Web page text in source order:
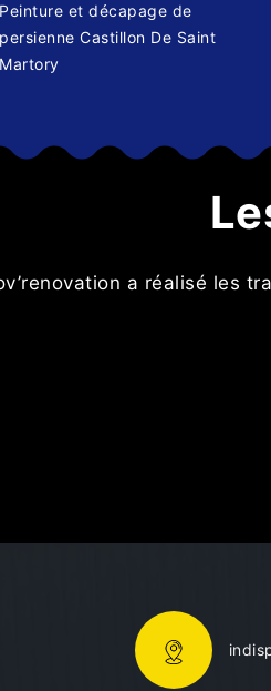
Peinture et décapage de
persienne Castillon De Saint
Martory
a réalisé les